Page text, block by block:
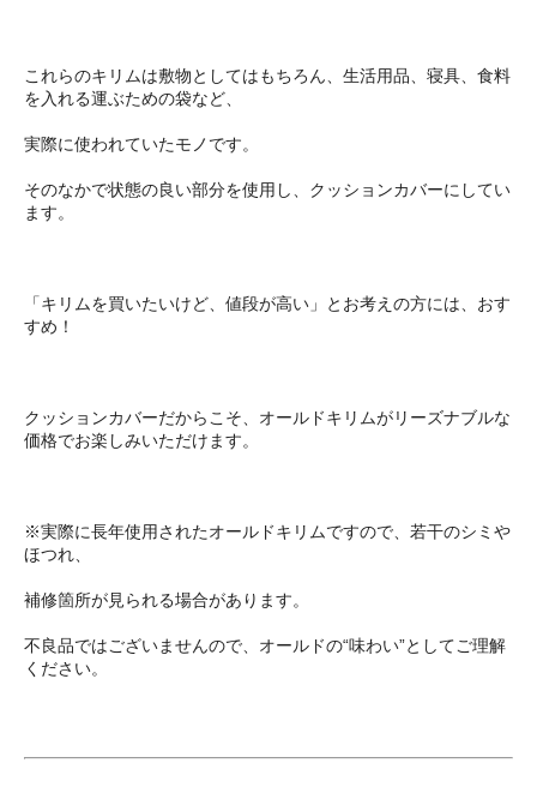
これらのキリムは敷物としてはもちろん、生活用品、寝具、食料
を入れる運ぶための袋など、
実際に使われていたモノです。
そのなかで状態の良い部分を使用し、クッションカバーにしてい
ます。
「キリムを買いたいけど、値段が高い」とお考えの方には、おす
すめ！
クッションカバーだからこそ、オールドキリムがリーズナブルな
価格でお楽しみいただけます。
※実際に長年使用されたオールドキリムですので、若干のシミや
ほつれ、
補修箇所が見られる場合があります。
不良品ではございませんので、オールドの“味わい”としてご理解
ください。